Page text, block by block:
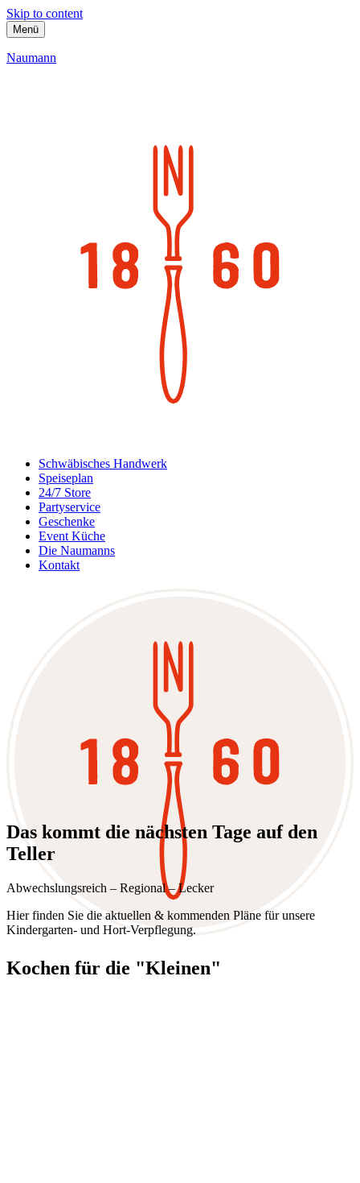
Skip to content
Menü
Naumann
Schwäbisches Handwerk
Speiseplan
24/7 Store
Partyservice
Geschenke
Event Küche
Die Naumanns
Kontakt
Kochen für die "Kleinen"
Das kommt die nächsten Tage auf den
Teller
Abwechslungsreich – Regional – Lecker
Hier finden Sie die aktuellen & kommenden Pläne für unsere
Kindergarten- und Hort-Verpflegung.